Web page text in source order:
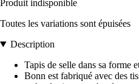
Produit indisponible
Toutes les variations sont épuisées
Description
Tapis de selle dans sa forme
Bonn est fabriqué avec des